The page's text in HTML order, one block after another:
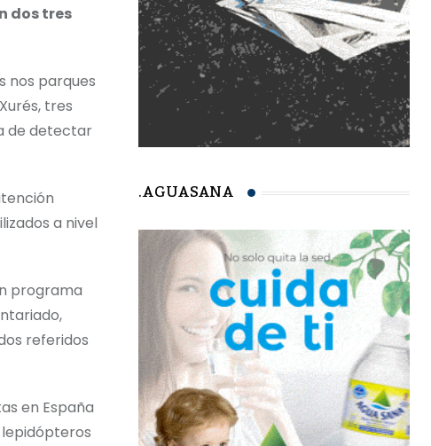
dos tres
nos parques
tres
de detectar
a nivel
programa
referidos
en España
.AGUASANA